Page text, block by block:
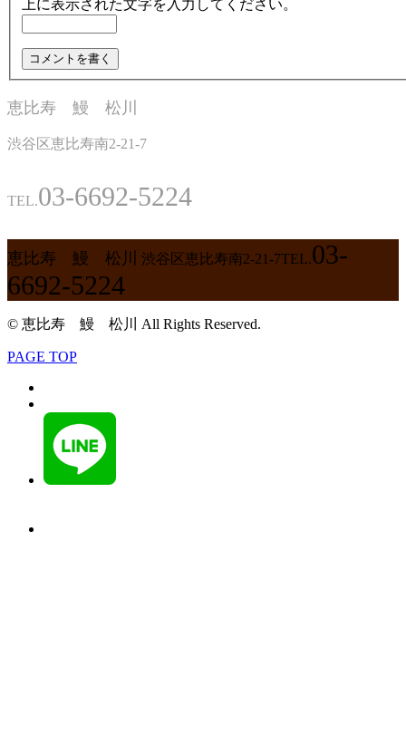
上に表示された文字を入力してください。
恵比寿 鰻 松川
渋谷区恵比寿南2-21-7
TEL.03-6692-5224
恵比寿 鰻 松川 渋谷区恵比寿南2-21-7TEL.03-
6692-5224
© 恵比寿 鰻 松川 All Rights Reserved.
PAGE TOP